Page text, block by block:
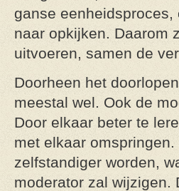
ganse
naar opkijken. Daarom
uitvoeren, samen de
Doorheen het
meestal wel. Ook de
Door elkaar beter te
met elkaar
zelfstandiger worden,
moderator zal wijzigen.